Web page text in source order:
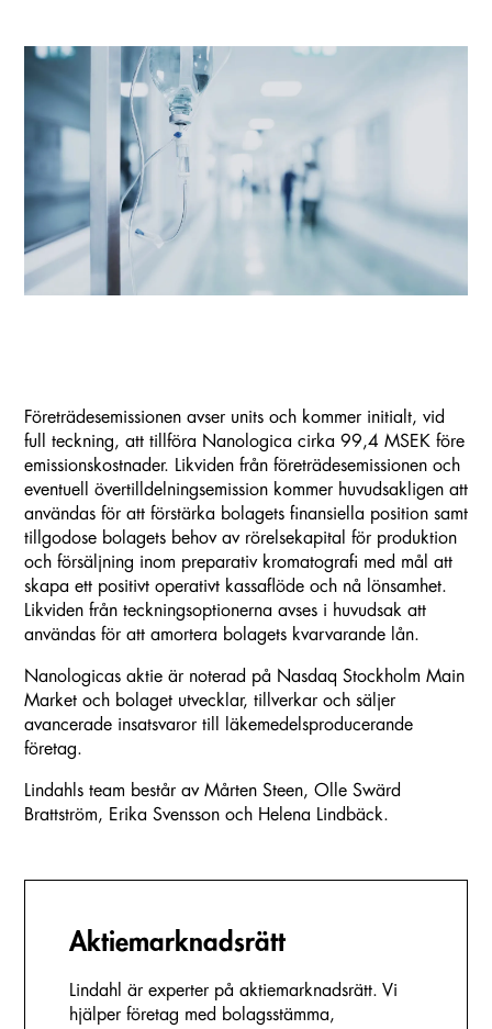
Företrädesemissionen avser units och kommer initialt, vid
full teckning, att tillföra Nanologica cirka 99,4 MSEK före
emissionskostnader. Likviden från företrädesemissionen och
eventuell övertilldelningsemission kommer huvudsakligen att
användas för att förstärka bolagets finansiella position samt
tillgodose bolagets behov av rörelsekapital för produktion
och försäljning inom preparativ kromatografi med mål att
skapa ett positivt operativt kassaflöde och nå lönsamhet.
Likviden från teckningsoptionerna avses i huvudsak att
användas för att amortera bolagets kvarvarande lån.
Nanologicas aktie är noterad på Nasdaq Stockholm Main
Market och bolaget utvecklar, tillverkar och säljer
avancerade insatsvaror till läkemedelsproducerande
företag.
Lindahls team består av Mårten Steen, Olle Swärd
Brattström, Erika Svensson och Helena Lindbäck.
Aktiemarknadsrätt
Lindahl är experter på aktiemarknadsrätt. Vi
hjälper företag med bolagsstämma,